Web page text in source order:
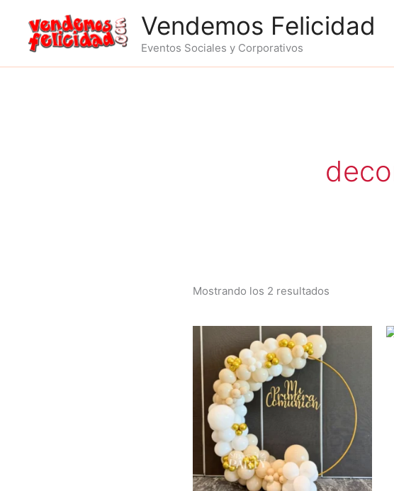
contenido
Vendemos Felicidad
Eventos Sociales y Corporativos
Mostrando los 2 resultados